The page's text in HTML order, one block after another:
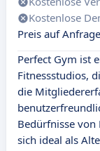
Kostenlose
Preis auf Anfrage
Perfect Gym ist
Fitnessstudios,
die
Bedürfnisse
sich ideal als